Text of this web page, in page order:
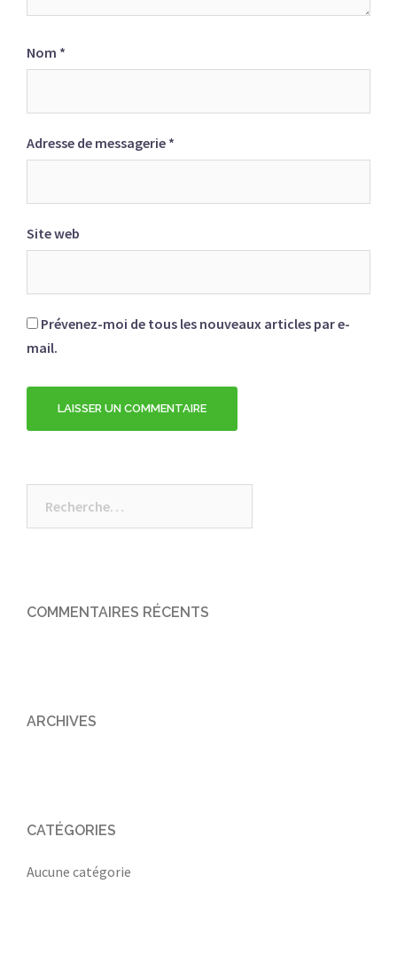
Nom *
Adresse de messagerie *
Site web
Prévenez-moi de tous les nouveaux articles par e-
mail.
COMMENTAIRES RÉCENTS
ARCHIVES
CATÉGORIES
Aucune catégorie